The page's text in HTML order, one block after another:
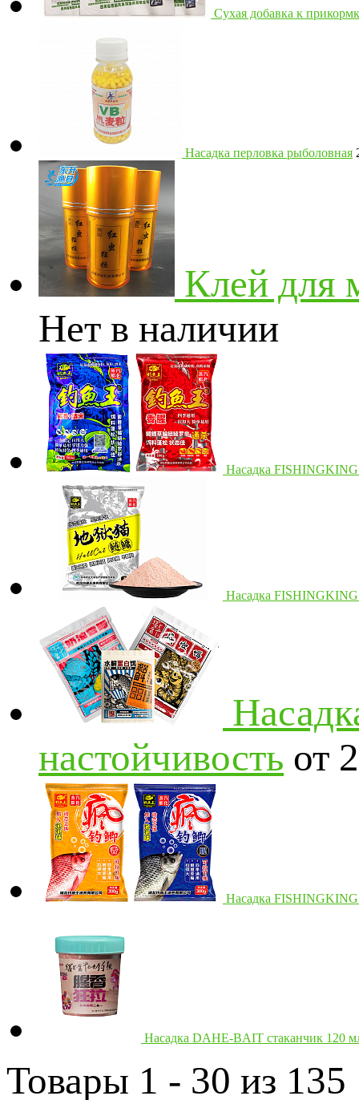
Сухая добавка к
Насадка перловка рыболовная
Клей
Нет в наличии
Насадка FISHINGKING
Насадка
настойчивость от
Насадка
Насадка DAHE-BAIT стаканчик 120
Товары 1 - 30 из 135